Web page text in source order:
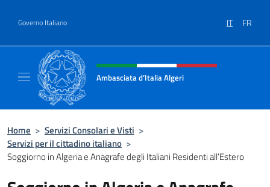
Governo Italiano IT FR
Intestazione sito, social e menù
Ambasciata d’Italia Algeri
Home > Servizi Consolari e Visti >
Servizi per il cittadino italiano >
Soggiorno in Algeria e Anagrafe degli Italiani Residenti all’Estero